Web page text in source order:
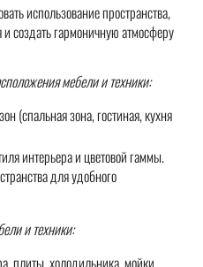
использование пространства,
создать гармоничную атмосферу
мебели и техники:
(спальная зона, гостиная, кухня
интерьера и цветовой гаммы.
для удобного
и техники:
плиты, холодильника, мойки